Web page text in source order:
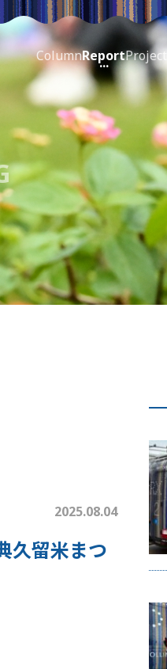
ColumnReportProject
2025.08.04
久留米まつ